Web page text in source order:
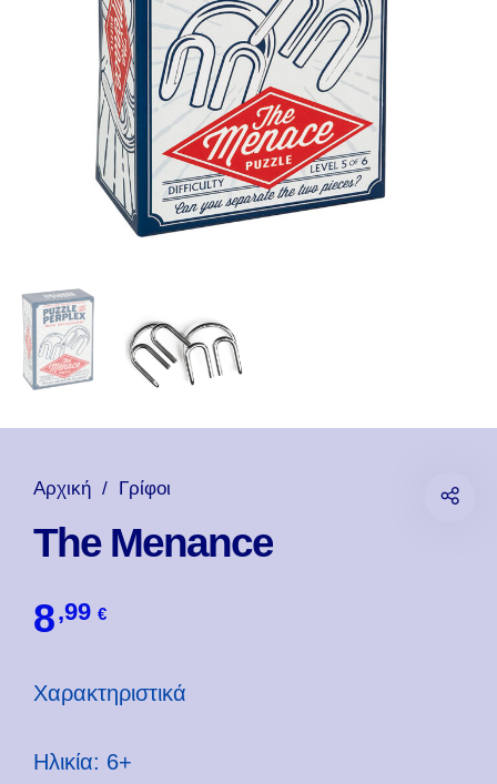
Αρχική / Γρίφοι
The Menance
8,99 €
Χαρακτηριστικά
Ηλικία: 6+